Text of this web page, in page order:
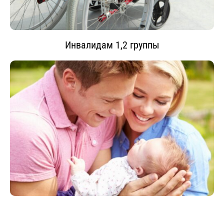
Инвалидам 1,2 группы